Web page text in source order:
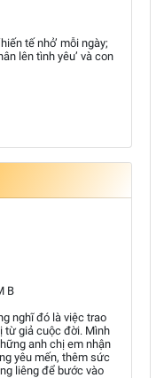
tế nhỏ’ mỗi ngày;
lên tình yêu’ và con
B
nghĩ đó là việc trao
từ giả cuộc đời. Mình
anh chị em nhận
yêu mến, thêm sức
liêng để bước vào